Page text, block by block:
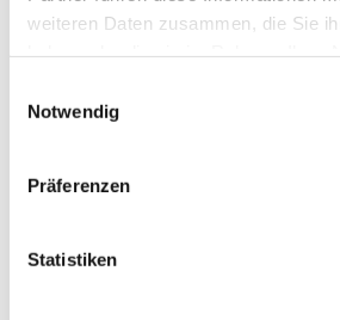
weiteren Daten zusammen, die Sie
Notwendig
Präferenzen
Statistiken
Dies könnte